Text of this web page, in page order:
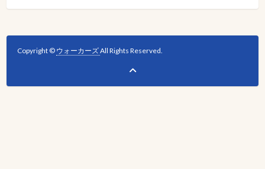
Copyright © ウォーカーズAll Rights Reserved.